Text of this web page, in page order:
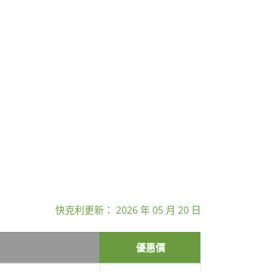
快克利更新： 2026 年 05 月 20 日
優惠價